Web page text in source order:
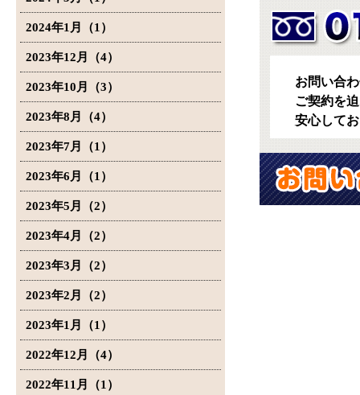
2024年1月（1）
2023年12月（4）
2023年10月（3）
2023年8月（4）
2023年7月（1）
2023年6月（1）
2023年5月（2）
2023年4月（2）
2023年3月（2）
2023年2月（2）
2023年1月（1）
2022年12月（4）
2022年11月（1）
お問い合
ご契約を
安心して